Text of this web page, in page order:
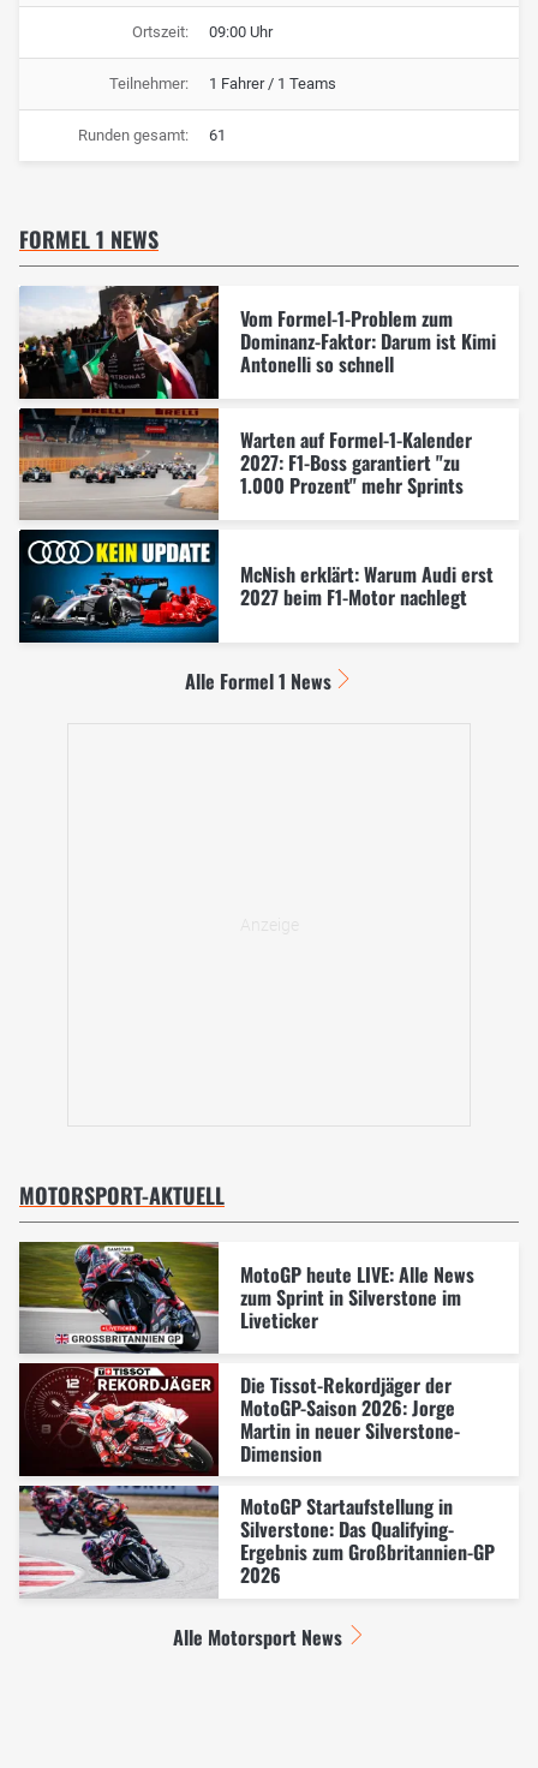
Ortszeit: 09:00 Uhr
Teilnehmer: 1 Fahrer / 1 Teams
Runden gesamt: 61
FORMEL 1 NEWS
Vom Formel-1-Problem zum
Dominanz-Faktor: Darum ist Kimi
Antonelli so schnell
Warten auf Formel-1-Kalender
2027: F1-Boss garantiert "zu
1.000 Prozent" mehr Sprints
McNish erklärt: Warum Audi erst
2027 beim F1-Motor nachlegt
Alle Formel 1 News
MOTORSPORT-AKTUELL
MotoGP heute LIVE: Alle News
zum Sprint in Silverstone im
Liveticker
Die Tissot-Rekordjäger der
MotoGP-Saison 2026: Jorge
Martin in neuer Silverstone-
Dimension
MotoGP Startaufstellung in
Silverstone: Das Qualifying-
Ergebnis zum Großbritannien-GP
2026
Alle Motorsport News